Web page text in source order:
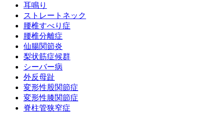
耳鳴り
ストレートネック
腰椎すべり症
腰椎分離症
仙腸関節炎
梨状筋症候群
シーバー病
外反母趾
変形性股関節症
変形性膝関節症
脊柱管狭窄症